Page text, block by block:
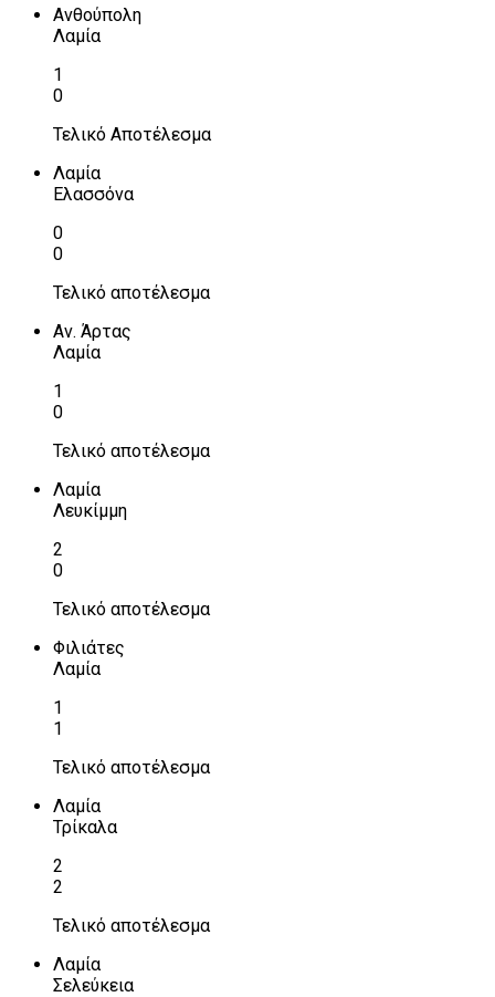
Ανθούπολη
Λαμία
1
0
Τελικό Αποτέλεσμα
Λαμία
Ελασσόνα
0
0
Τελικό αποτέλεσμα
Αν. Άρτας
Λαμία
1
0
Τελικό αποτέλεσμα
Λαμία
Λευκίμμη
2
0
Τελικό αποτέλεσμα
Φιλιάτες
Λαμία
1
1
Τελικό αποτέλεσμα
Λαμία
Τρίκαλα
2
2
Τελικό αποτέλεσμα
Λαμία
Σελεύκεια